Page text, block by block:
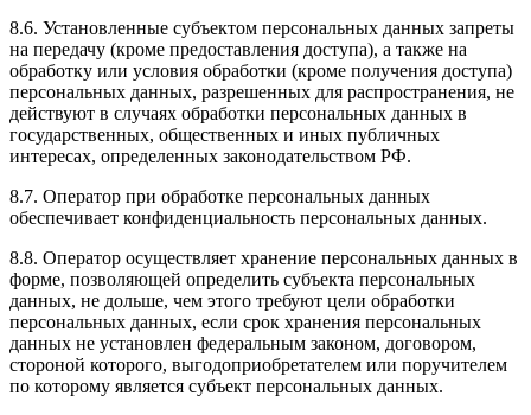
8.6. Установленные субъектом персональных данных запреты
на передачу (кроме предоставления доступа), а также на
обработку или условия обработки (кроме получения доступа)
персональных данных, разрешенных для распространения, не
действуют в случаях обработки персональных данных в
государственных, общественных и иных публичных
интересах, определенных законодательством РФ.
8.7. Оператор при обработке персональных данных
обеспечивает конфиденциальность персональных данных.
8.8. Оператор осуществляет хранение персональных данных в
форме, позволяющей определить субъекта персональных
данных, не дольше, чем этого требуют цели обработки
персональных данных, если срок хранения персональных
данных не установлен федеральным законом, договором,
стороной которого, выгодоприобретателем или поручителем
по которому является субъект персональных данных.